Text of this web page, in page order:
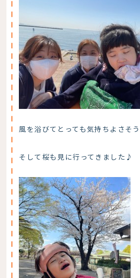
風を浴びてとっても気持ちよさそ
そして桜も見に行ってきました♪